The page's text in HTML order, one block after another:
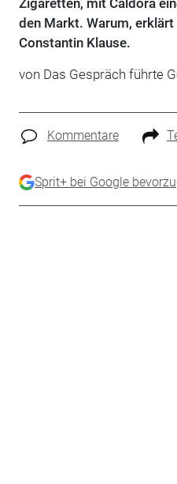
Zigaretten, mit Caldora
den Markt. Warum,
Constantin Klause.
von Das Gespräch führte
Kommentare
Sprit+ bei Google